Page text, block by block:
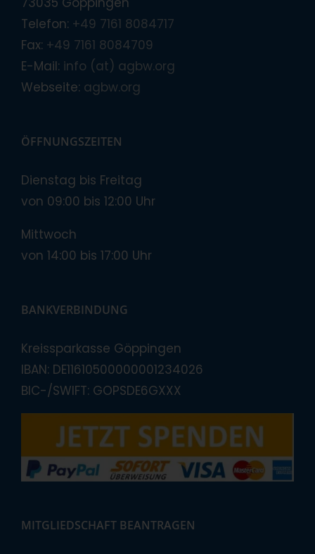
Telefon: +49 7161 8084717
Fax: +49 7161 8084709
E-Mail: info (at) agbw.org
Webseite: agbw.org
ÖFFNUNGSZEITEN
Dienstag bis Freitag
von 09:00 bis 12:00 Uhr
Mittwoch
von 14:00 bis 17:00 Uhr
BANKVERBINDUNG
Kreissparkasse Göppingen
IBAN: DE11610500000001234026
BIC-/SWIFT: GOPSDE6GXXX
MITGLIEDSCHAFT BEANTRAGEN